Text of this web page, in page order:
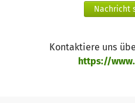
Nachricht
Kontaktiere uns
https://